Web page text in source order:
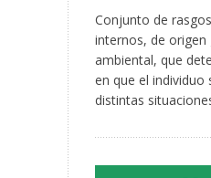
Conjunto de
internos, de origen
ambiental, que
en que el individuo
distintas